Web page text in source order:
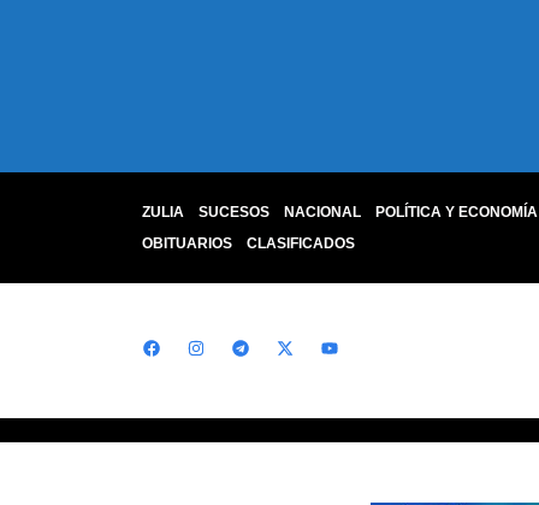
ZULIA SUCESOS NACIONAL POLÍTICA Y ECONOMÍA
OBITUARIOS
CLASIFICADOS